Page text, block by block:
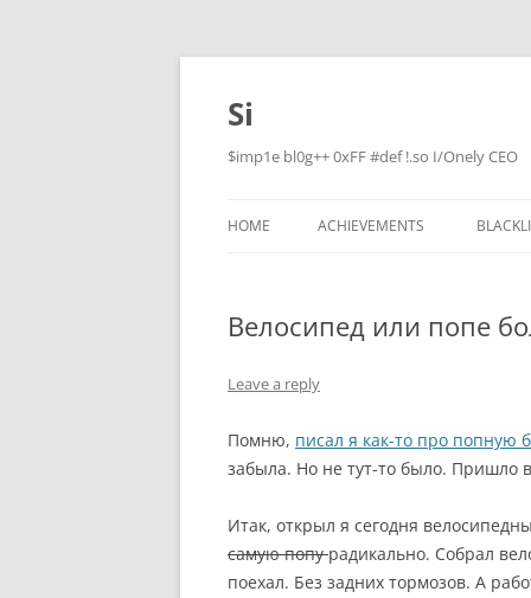
Skip
content
Si
$imp1e bl0g++ 0xFF #def !.so I/Onely CEO
HOME ACHIEVEMENTS
Велосипед или попе
Leave a reply
Помню, писал я как-то про попную
забыла. Но не тут-то было. Пришло
Итак, открыл я сегодня
самую попурадикально. Собрал
поехал. Без задних тормозов. А